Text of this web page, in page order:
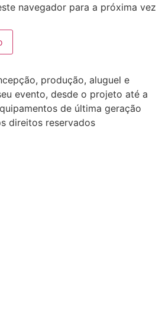
navegador para a próxima vez
produção, aluguel e
evento, desde o projeto até a
de última geração
direitos reservados